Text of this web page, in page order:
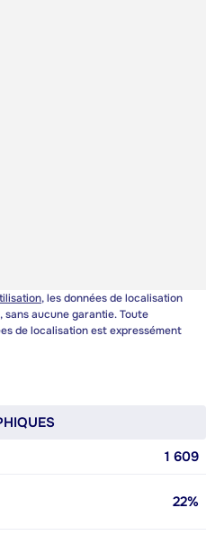
, les données de localisation
sans aucune garantie. Toute
de localisation est expressément
1 609
22%